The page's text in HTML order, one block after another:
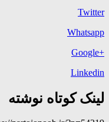
Twitter
Whatsapp
+Google
Linkedin
لینک کوتاه نوشته